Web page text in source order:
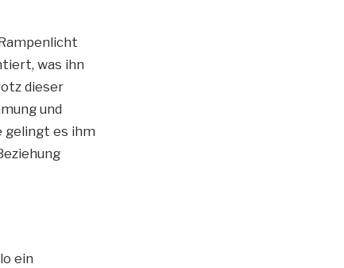
was ihn
dieser
und
gelingt es ihm
ein